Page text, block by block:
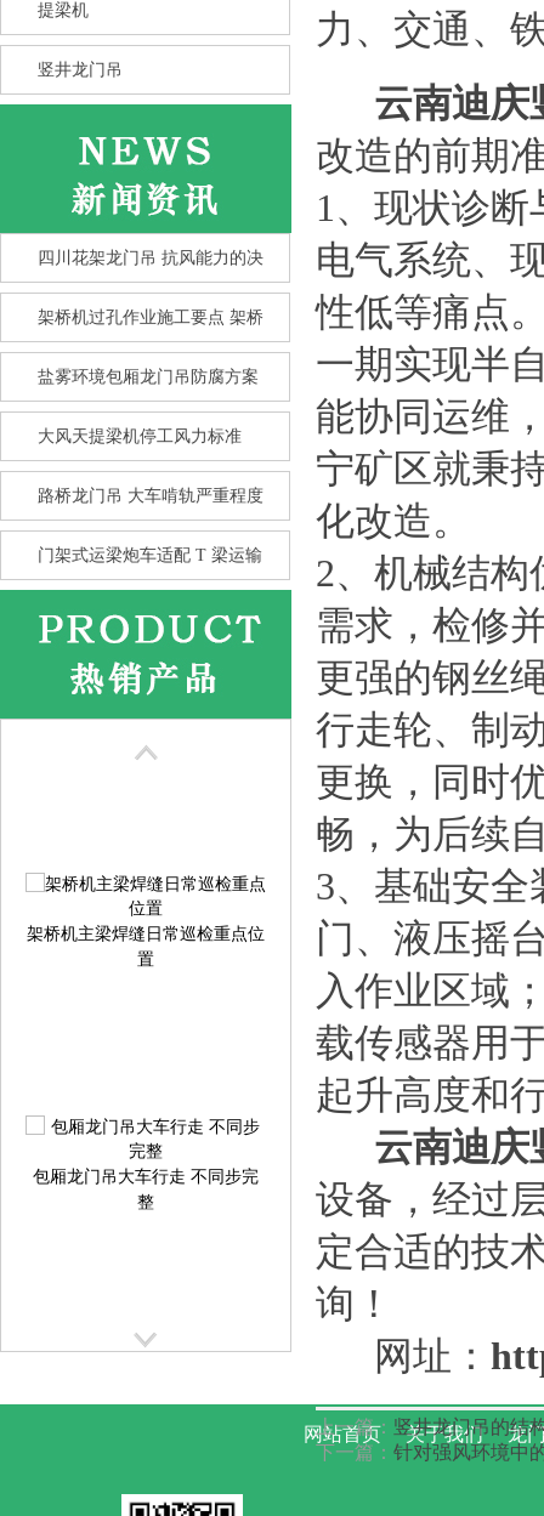
提梁机
竖井龙门吊
四川花架龙门吊 抗风能力的决
架桥机过孔作业施工要点 架桥
盐雾环境包厢龙门吊防腐方案
大风天提梁机停工风力标准
路桥龙门吊 大车啃轨严重程度
门架式运梁炮车适配 T 梁运输
竖井龙门吊选型核心要点 竖井
龙
花架龙门吊的抗风性 比箱型龙
架桥机主梁焊缝日常巡检重点位
置
包厢龙门吊大车行走 不同步完
整
提梁机大车行走跑偏校正方案
力、交通、
云南迪庆
改造的前期
1、现状诊
电气系统、
性低等痛点
一期实现半
能协同运维
宁矿区就秉
化改造。
2、机械结
需求，检修
更强的钢丝
行走轮、制
更换，同时
畅，为后续
3、基础安
门、液压摇
入作业区域
载传感器用
起升高度和
云南迪庆
设备，经过
定合适的技
询！
网址：
上一篇： 竖井龙门吊的结
下一篇： 针对强风环境中
网站首页 关于我们 龙